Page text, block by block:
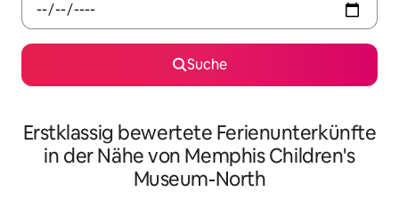
Suche
Erstklassig bewertete Ferienunterkünfte
in der Nähe von Memphis Children's
Museum-North